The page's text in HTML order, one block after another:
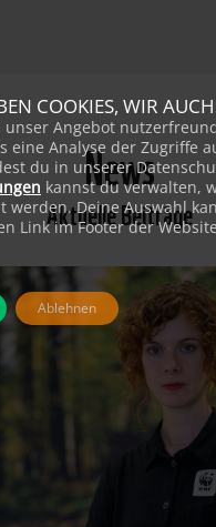
News
Aktuelle Beiträge
COOKIES, WIR
unser Angebot
eine Analyse der Zugriffe
du in unserer
kannst du verwalten,
werden. Deine Auswahl
Link im Footer der
Ablehnen